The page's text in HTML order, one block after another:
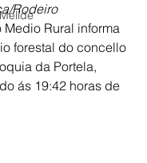
Rodeiro
Rural informa
forestal do concello
da Portela,
ás 19:42 horas de